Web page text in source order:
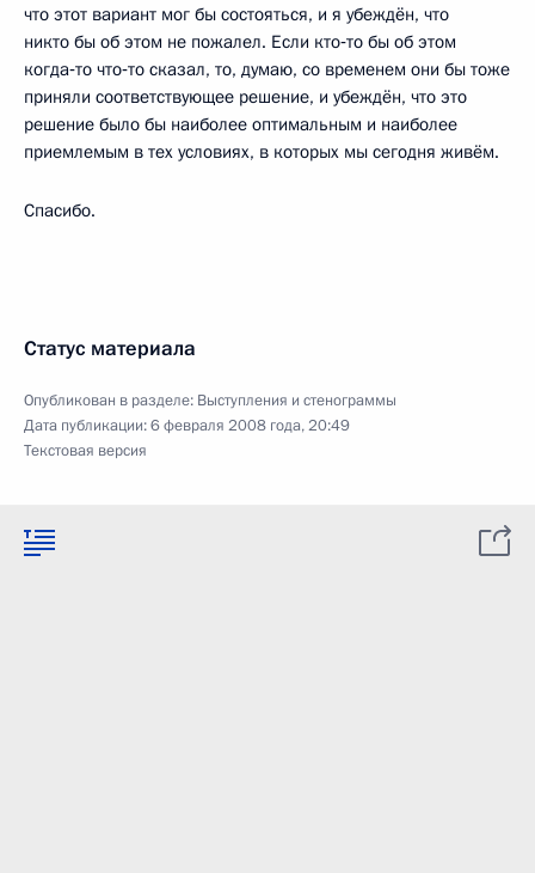
что этот вариант мог бы состояться, и я убеждён, что
никто бы об этом не пожалел. Если кто‑то бы об этом
когда‑то что‑то сказал, то, думаю, со временем они бы тоже
приняли соответствующее решение, и убеждён, что это
решение было бы наиболее оптимальным и наиболее
приемлемым в тех условиях, в которых мы сегодня живём.
Спасибо.
Статус материала
Опубликован в разделе: Выступления и стенограммы
Дата публикации:6 февраля 2008 года, 20:49
Текстовая версия